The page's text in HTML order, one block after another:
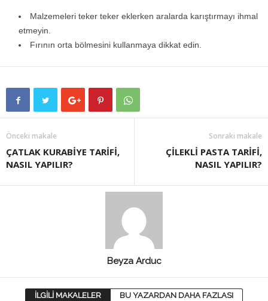
Malzemeleri teker teker eklerken aralarda karıştırmayı ihmal
etmeyin.
Fırının orta bölmesini kullanmaya dikkat edin.
Önceki makale
ÇATLAK KURABİYE TARİFİ,
NASIL YAPILIR?
Sonraki makale
ÇİLEKLİ PASTA TARİFİ,
NASIL YAPILIR?
Beyza Arduc
İLGİLİ MAKALELER BU YAZARDAN DAHA FAZLASI